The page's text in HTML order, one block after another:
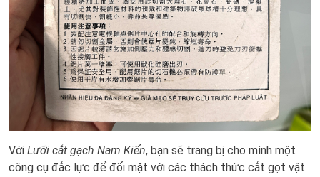
Với Lưỡi cắt gạch Nam Kiến, bạn sẽ trang bị cho mình một
công cụ đắc lực để đối mặt với các thách thức cắt gọt vật